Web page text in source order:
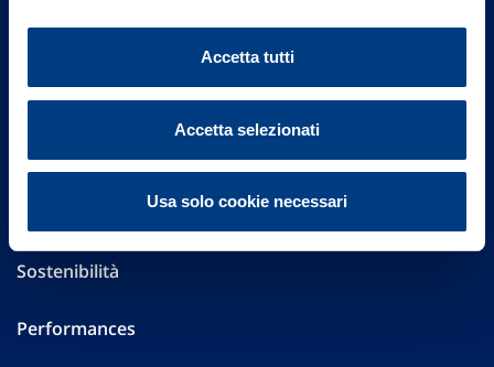
Accetta tutti
Accetta selezionati
Usa solo cookie necessari
Investor Relations
Sostenibilità
Performances